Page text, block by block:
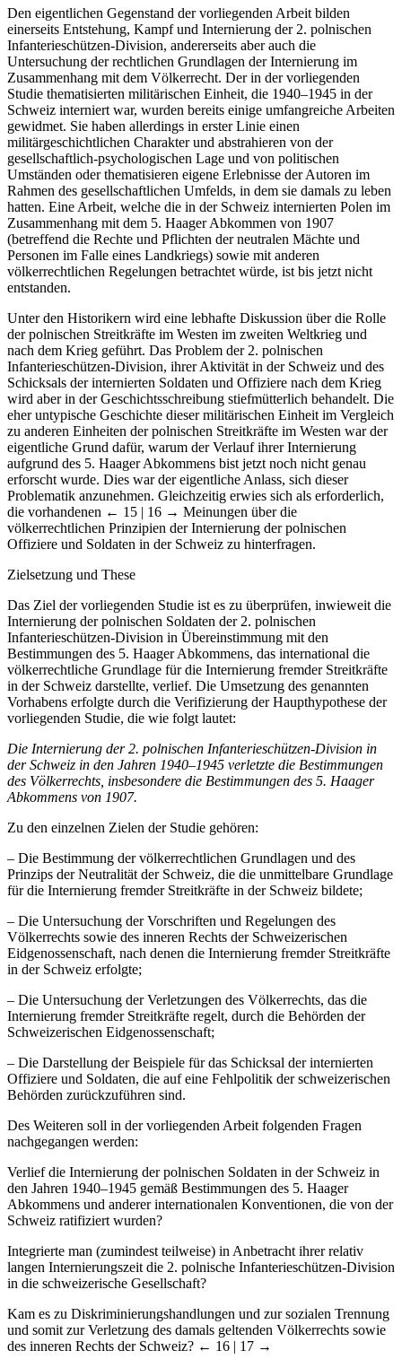
Den eigentlichen Gegenstand der vorliegenden Arbeit bilden
einerseits Entstehung, Kampf und Internierung der 2. polnischen
Infanterieschützen-Division, andererseits aber auch die
Untersuchung der rechtlichen Grundlagen der Internierung im
Zusammenhang mit dem Völkerrecht. Der in der vorliegenden
Studie thematisierten militärischen Einheit, die 1940–1945 in der
Schweiz interniert war, wurden bereits einige umfangreiche Arbeiten
gewidmet. Sie haben allerdings in erster Linie einen
militärgeschichtlichen Charakter und abstrahieren von der
gesellschaftlich-psychologischen Lage und von politischen
Umständen oder thematisieren eigene Erlebnisse der Autoren im
Rahmen des gesellschaftlichen Umfelds, in dem sie damals zu leben
hatten. Eine Arbeit, welche die in der Schweiz internierten Polen im
Zusammenhang mit dem 5. Haager Abkommen von 1907
(betreffend die Rechte und Pflichten der neutralen Mächte und
Personen im Falle eines Landkriegs) sowie mit anderen
völkerrechtlichen Regelungen betrachtet würde, ist bis jetzt nicht
entstanden.
Unter den Historikern wird eine lebhafte Diskussion über die Rolle
der polnischen Streitkräfte im Westen im zweiten Weltkrieg und
nach dem Krieg geführt. Das Problem der 2. polnischen
Infanterieschützen-Division, ihrer Aktivität in der Schweiz und des
Schicksals der internierten Soldaten und Offiziere nach dem Krieg
wird aber in der Geschichtsschreibung stiefmütterlich behandelt. Die
eher untypische Geschichte dieser militärischen Einheit im Vergleich
zu anderen Einheiten der polnischen Streitkräfte im Westen war der
eigentliche Grund dafür, warum der Verlauf ihrer Internierung
aufgrund des 5. Haager Abkommens bist jetzt noch nicht genau
erforscht wurde. Dies war der eigentliche Anlass, sich dieser
Problematik anzunehmen. Gleichzeitig erwies sich als erforderlich,
die vorhandenen ← 15 | 16 → Meinungen über die
völkerrechtlichen Prinzipien der Internierung der polnischen
Offiziere und Soldaten in der Schweiz zu hinterfragen.
Zielsetzung und These
Das Ziel der vorliegenden Studie ist es zu überprüfen, inwieweit die
Internierung der polnischen Soldaten der 2. polnischen
Infanterieschützen-Division in Übereinstimmung mit den
Bestimmungen des 5. Haager Abkommens, das international die
völkerrechtliche Grundlage für die Internierung fremder Streitkräfte
in der Schweiz darstellte, verlief. Die Umsetzung des genannten
Vorhabens erfolgte durch die Verifizierung der Haupthypothese der
vorliegenden Studie, die wie folgt lautet:
Die Internierung der 2. polnischen Infanterieschützen-Division in
der Schweiz in den Jahren 1940–1945 verletzte die Bestimmungen
des Völkerrechts, insbesondere die Bestimmungen des 5. Haager
Abkommens von 1907.
Zu den einzelnen Zielen der Studie gehören:
– Die Bestimmung der völkerrechtlichen Grundlagen und des
Prinzips der Neutralität der Schweiz, die die unmittelbare Grundlage
für die Internierung fremder Streitkräfte in der Schweiz bildete;
– Die Untersuchung der Vorschriften und Regelungen des
Völkerrechts sowie des inneren Rechts der Schweizerischen
Eidgenossenschaft, nach denen die Internierung fremder Streitkräfte
in der Schweiz erfolgte;
– Die Untersuchung der Verletzungen des Völkerrechts, das die
Internierung fremder Streitkräfte regelt, durch die Behörden der
Schweizerischen Eidgenossenschaft;
– Die Darstellung der Beispiele für das Schicksal der internierten
Offiziere und Soldaten, die auf eine Fehlpolitik der schweizerischen
Behörden zurückzuführen sind.
Des Weiteren soll in der vorliegenden Arbeit folgenden Fragen
nachgegangen werden:
Verlief die Internierung der polnischen Soldaten in der Schweiz in
den Jahren 1940–1945 gemäß Bestimmungen des 5. Haager
Abkommens und anderer internationalen Konventionen, die von der
Schweiz ratifiziert wurden?
Integrierte man (zumindest teilweise) in Anbetracht ihrer relativ
langen Internierungszeit die 2. polnische Infanterieschützen-Division
in die schweizerische Gesellschaft?
Kam es zu Diskriminierungshandlungen und zur sozialen Trennung
und somit zur Verletzung des damals geltenden Völkerrechts sowie
des inneren Rechts der Schweiz? ← 16 | 17 →